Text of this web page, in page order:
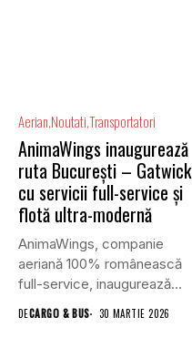
Aerian NoutatiTransportatori
AnimaWings inaugurează
ruta Bucureşti – Gatwick
cu servicii full-service și
flotă ultra-modernă
AnimaWings, companie
aeriană 100% românească
full-service, inaugurează
oficial singura conexiune
directă dintre...
DECARGO & BUS 30 MARTIE 2026